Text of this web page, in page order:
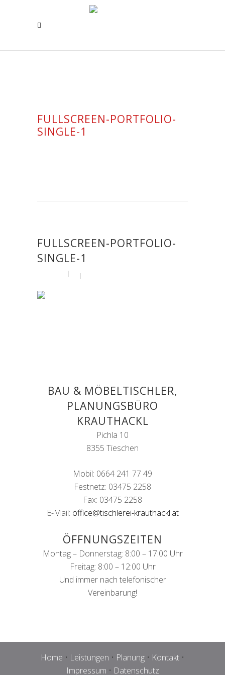
FULLSCREEN-PORTFOLIO-
SINGLE-1
FULLSCREEN-PORTFOLIO-
SINGLE-1
BAU & MÖBELTISCHLER,
PLANUNGSBÜRO
KRAUTHACKL
Pichla 10
8355 Tieschen
Mobil: 0664 241 77 49
Festnetz: 03475 2258
Fax: 03475 2258
E-Mail: office@tischlerei-krauthackl.at
ÖFFNUNGSZEITEN
Montag – Donnerstag: 8:00 – 17:00 Uhr
Freitag: 8:00 – 12:00 Uhr
Und immer nach telefonischer
Vereinbarung!
Home • Leistungen • Planung • Kontakt •
Impressum • Datenschutz